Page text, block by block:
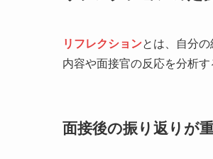
リフレクションとは、自分
内容や面接官の反応を分析
面接後の振り返りが